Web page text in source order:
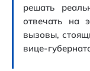
решать
отвечать на
вызовы,
вице-